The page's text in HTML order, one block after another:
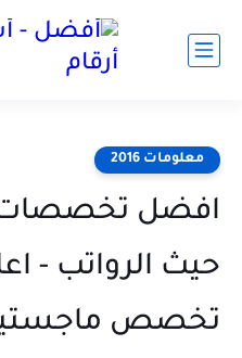
معلومات 2016
افضل تخصصات
حيث الرواتب -
تخصص